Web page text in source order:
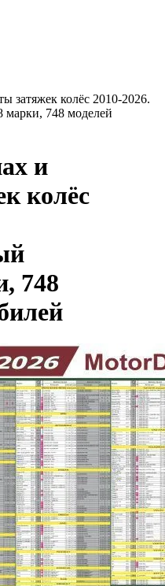
затяжек колёс 2010-2026.
748 моделей
и
колёс
748